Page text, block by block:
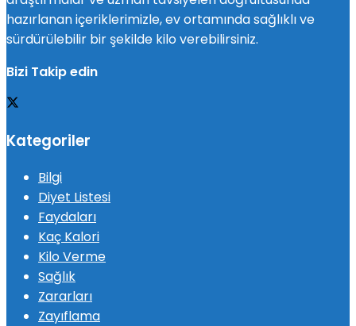
hazırlanan içeriklerimizle, ev ortamında sağlıklı ve
sürdürülebilir bir şekilde kilo verebilirsiniz.
Bizi Takip edin
Kategoriler
Bilgi
Diyet Listesi
Faydaları
Kaç Kalori
Kilo Verme
Sağlık
Zararları
Zayıflama